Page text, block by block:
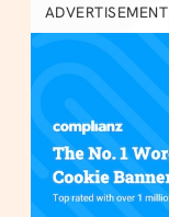
ADVERTISEMENT